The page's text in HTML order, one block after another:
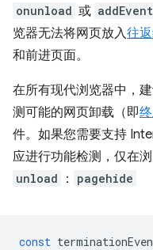
onunload 或
览器无法将网页放入往
和前进页面。
在所有现代浏览器中，
测可能的网页卸载（即
件。如果您需要支持
应进行功能检测，仅在
unload ： pagehide
const